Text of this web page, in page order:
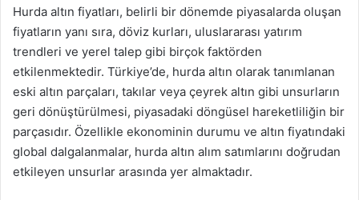
Hurda altın fiyatları, belirli bir dönemde piyasalarda oluşan
fiyatların yanı sıra, döviz kurları, uluslararası yatırım
trendleri ve yerel talep gibi birçok faktörden
etkilenmektedir. Türkiye’de, hurda altın olarak tanımlanan
eski altın parçaları, takılar veya çeyrek altın gibi unsurların
geri dönüştürülmesi, piyasadaki döngüsel hareketliliğin bir
parçasıdır. Özellikle ekonominin durumu ve altın fiyatındaki
global dalgalanmalar, hurda altın alım satımlarını doğrudan
etkileyen unsurlar arasında yer almaktadır.